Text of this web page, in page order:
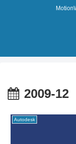
2009-12
Autodesk